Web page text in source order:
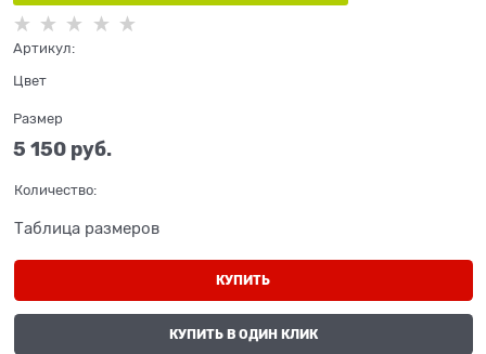
Артикул:
Цвет
Размер
5 150 руб.
Количество:
Таблица размеров
КУПИТЬ
КУПИТЬ В ОДИН КЛИК